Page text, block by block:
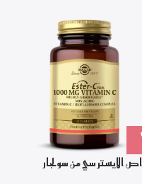
الايستر سي من سولجار